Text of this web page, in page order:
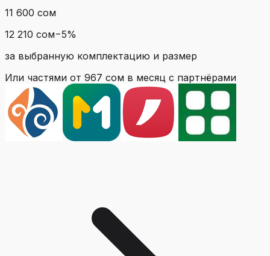
11 600 сом
12 210 сом−5%
за выбранную комплектацию и размер
Или частями от 967 сом в месяц с партнёрами